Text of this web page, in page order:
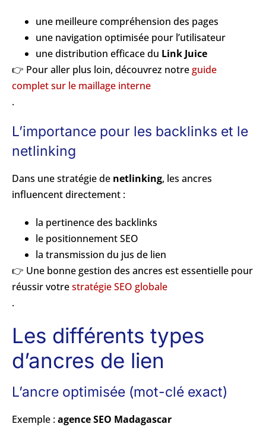
une meilleure compréhension des pages
une navigation optimisée pour l’utilisateur
une distribution efficace du Link Juice
👉 Pour aller plus loin, découvrez notreguide
complet sur le maillage interne
.
L’importance pour les backlinks et le
netlinking
Dans une stratégie de netlinking, les ancres
influencent directement :
la pertinence des backlinks
le positionnement SEO
la transmission du jus de lien
👉 Une bonne gestion des ancres est essentielle pour
réussir votrestratégie SEO globale
.
Les différents types
d’ancres de lien
L’ancre optimisée (mot-clé exact)
Exemple :agence SEO Madagascar